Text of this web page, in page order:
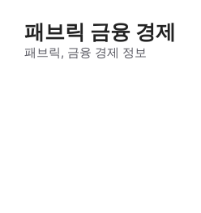
패브릭 금융 경제
패브릭, 금융 경제 정보